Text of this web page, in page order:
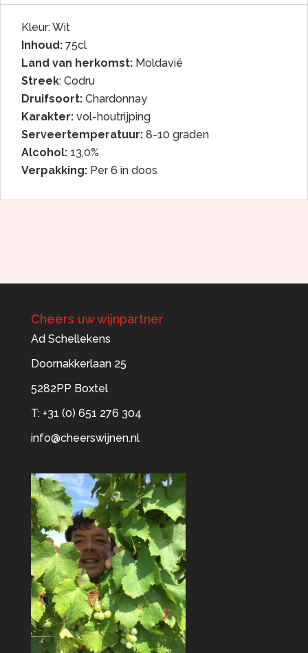
Kleur: Wit
Inhoud: 75cl
Land van herkomst: Moldavië
Streek: Codru
Druifsoort: Chardonnay
Karakter: vol-houtrijping
Serveertemperatuur: 8-10 graden
Alcohol: 13,0%
Verpakking: Per 6 in doos
Cheers uw wijnpartner
Ad Schellekens
Doornakkerlaan 25
5282PP Boxtel
T: +31 (0) 651 276 304
info@cheerswijnen.nl